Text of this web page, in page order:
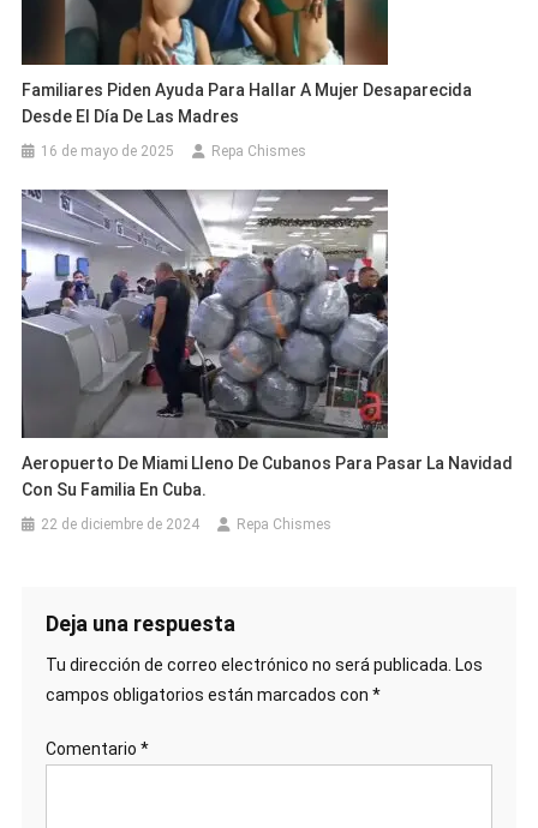
Familiares Piden Ayuda Para Hallar A Mujer Desaparecida
Desde El Día De Las Madres
16 de mayo de 2025 Repa Chismes
Aeropuerto De Miami Lleno De Cubanos Para Pasar La Navidad
Con Su Familia En Cuba.
22 de diciembre de 2024 Repa Chismes
Deja una respuesta
Tu dirección de correo electrónico no será publicada. Los
campos obligatorios están marcados con *
Comentario *